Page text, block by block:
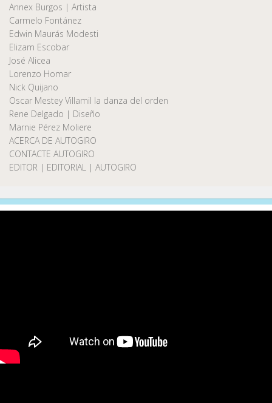
Annex Burgos | Artista
Carmelo Fontánez
Edwin Maurás Modesti
Elizam Escobar
José Alicea
Lorenzo Homar
Nick Quijano
Oscar Mestey Villamil la danza del orden
Rene Delgado | Diseño
Marnie Pérez Moliere
ACERCA DE AUTOGIRO
CONTACTE AUTOGIRO
EDITOR | EDITORIAL | AUTOGIRO